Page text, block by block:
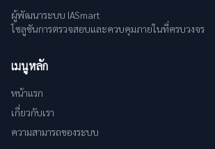
ผู้พัฒนาระบบ IASmart
โซลูชันการตรวจสอบและควบคุมภายในที่ครบวงจร
เมนูหลัก
หน้าแรก
เกี่ยวกับเรา
ความสามารถของระบบ